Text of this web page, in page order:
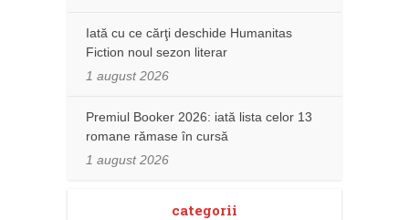
Iată cu ce cărţi deschide Humanitas
Fiction noul sezon literar
1 august 2026
Premiul Booker 2026: iată lista celor 13
romane rămase în cursă
1 august 2026
categorii